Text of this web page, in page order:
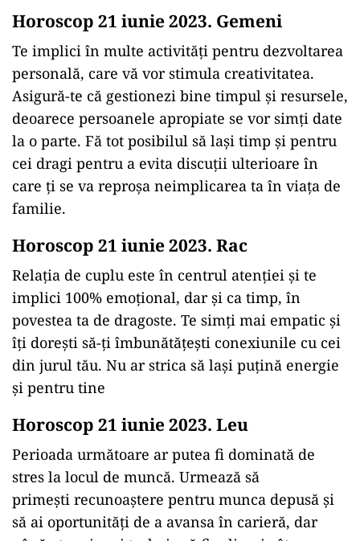
Horoscop 21 iunie 2023. Gemeni
Te implici în multe activități pentru dezvoltarea
personală, care vă vor stimula creativitatea.
Asigură-te că gestionezi bine timpul și resursele,
deoarece persoanele apropiate se vor simți date
la o parte. Fă tot posibilul să lași timp și pentru
cei dragi pentru a evita discuții ulterioare în
care ți se va reproșa neimplicarea ta în viața de
familie.
Horoscop 21 iunie 2023. Rac
Relația de cuplu este în centrul atenției și te
implici 100% emoțional, dar și ca timp, în
povestea ta de dragoste. Te simți mai empatic și
îți dorești să-ți îmbunătățești conexiunile cu cei
din jurul tău. Nu ar strica să lași puțină energie
și pentru tine
Horoscop 21 iunie 2023. Leu
Perioada următoare ar putea fi dominată de
stres la locul de muncă. Urmează să
primești recunoaștere pentru munca depusă și
să ai oportunități de a avansa în carieră, dar